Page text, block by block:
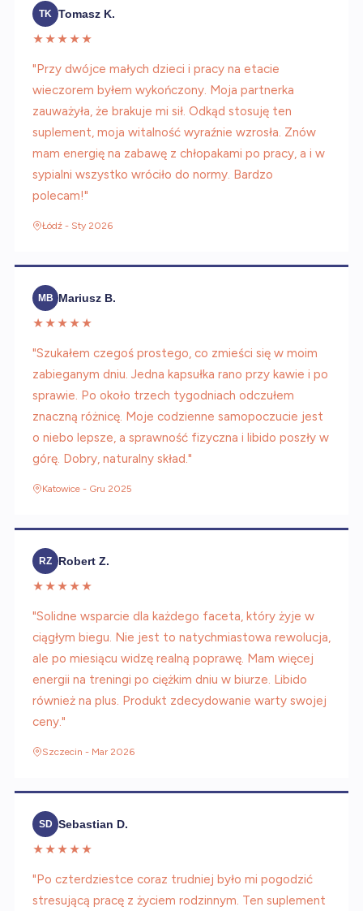
TK
Tomasz K.
★★★★★
"Przy dwójce małych dzieci i pracy na etacie
wieczorem byłem wykończony. Moja partnerka
zauważyła, że brakuje mi sił. Odkąd stosuję ten
suplement, moja witalność wyraźnie wzrosła. Znów
mam energię na zabawę z chłopakami po pracy, a i w
sypialni wszystko wróciło do normy. Bardzo
polecam!"
Łódź - Sty 2026
MB Mariusz B.
★★★★★
"Szukałem czegoś prostego, co zmieści się w moim
zabieganym dniu. Jedna kapsułka rano przy kawie i po
sprawie. Po około trzech tygodniach odczułem
znaczną różnicę. Moje codzienne samopoczucie jest
o niebo lepsze, a sprawność fizyczna i libido poszły w
górę. Dobry, naturalny skład."
Katowice - Gru 2025
RZ
Robert Z.
★★★★★
"Solidne wsparcie dla każdego faceta, który żyje w
ciągłym biegu. Nie jest to natychmiastowa rewolucja,
ale po miesiącu widzę realną poprawę. Mam więcej
energii na treningi po ciężkim dniu w biurze. Libido
również na plus. Produkt zdecydowanie warty swojej
ceny."
Szczecin - Mar 2026
SD Sebastian D.
★★★★★
"Po czterdziestce coraz trudniej było mi pogodzić
stresującą pracę z życiem rodzinnym. Ten suplement